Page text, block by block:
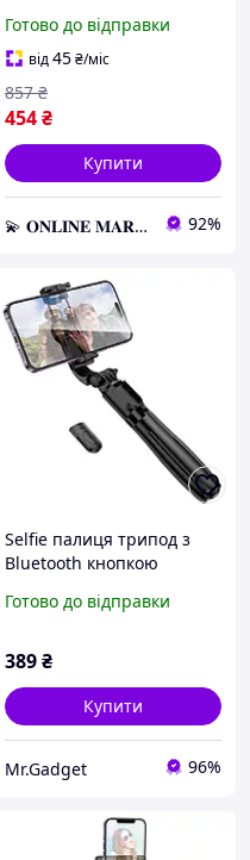
телефонів 4.5-7.0 дюймів
BOROFONE BY9, Селфі-
палиця
Готово до відправки
від45₴/міс
454₴
857 ₴
Купити
💫 𝐎𝐍𝐋𝐈𝐍𝐄 𝐌𝐀𝐑𝐊𝐄𝐓 💫 – Актуальні товари за найвигіднішими цінами! 92%
Selfie палиця трипод з
Bluetooth кнопкою
Live Broadcast (0.7 m).
Готово до відправки
389₴
Купити
Mr.Gadget 96%